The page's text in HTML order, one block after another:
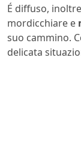
É diffuso,
mordicchiare e
suo cammino.
delicata